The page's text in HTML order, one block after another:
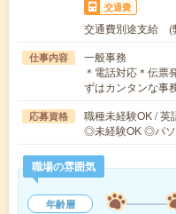
交通費
交通費別途支給 (
仕事内容
一般事務
＊電話対応＊伝票
ずはカンタンな事
応募資格
職種未経験OK / 英
◎未経験OK ◎パソ
職場の雰囲気
年齢層